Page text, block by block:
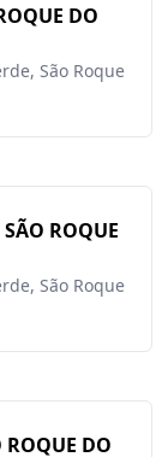
DO
São Roque
ROQUE
São Roque
DO